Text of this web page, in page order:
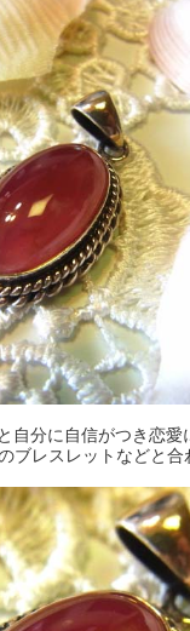
自分に自信がつき恋
ブレスレットなどと